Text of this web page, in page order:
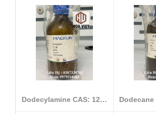
Dodecylamine CAS: 124-